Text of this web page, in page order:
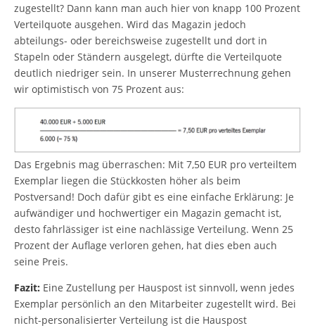
zugestellt? Dann kann man auch hier von knapp 100 Prozent
Verteilquote ausgehen. Wird das Magazin jedoch
abteilungs- oder bereichsweise zugestellt und dort in
Stapeln oder Ständern ausgelegt, dürfte die Verteilquote
deutlich niedriger sein. In unserer Musterrechnung gehen
wir optimistisch von 75 Prozent aus:
Das Ergebnis mag überraschen: Mit 7,50 EUR pro verteiltem
Exemplar liegen die Stückkosten höher als beim
Postversand! Doch dafür gibt es eine einfache Erklärung: Je
aufwändiger und hochwertiger ein Magazin gemacht ist,
desto fahrlässiger ist eine nachlässige Verteilung. Wenn 25
Prozent der Auflage verloren gehen, hat dies eben auch
seine Preis.
Fazit: Eine Zustellung per Hauspost ist sinnvoll, wenn jedes
Exemplar persönlich an den Mitarbeiter zugestellt wird. Bei
nicht-personalisierter Verteilung ist die Hauspost